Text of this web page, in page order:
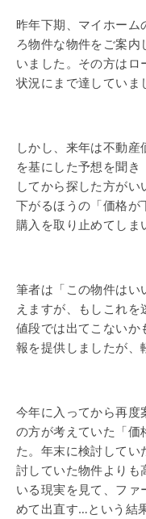
昨年下期、マイホーム
ろ物件な物件をご案内
いました。その方はロ
状況にまで達していま
しかし、来年は不動
を基にした予想を聞
してから探した方が
下がるほうの「価格が
購入を取り止めてしま
筆者は「この物件はい
えますが、もしこれ
値段では出てこない
報を提供しましたが、
今年に入ってから再度
の方が考えていた「価
た。年末に検討してい
討していた物件よりも
いる現実を見て、フ
めて出直す…という結